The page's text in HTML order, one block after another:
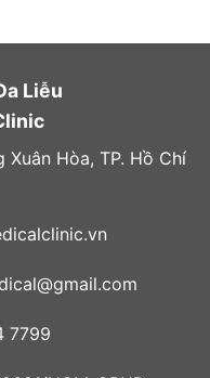
Liễu
Hòa, TP. Hồ Chí
7799